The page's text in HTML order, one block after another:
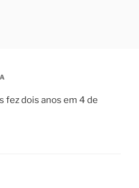
fez dois anos em 4 de